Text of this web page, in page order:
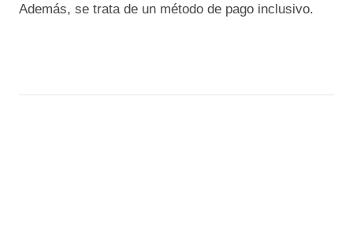
Además, se trata de un método de pago inclusivo.